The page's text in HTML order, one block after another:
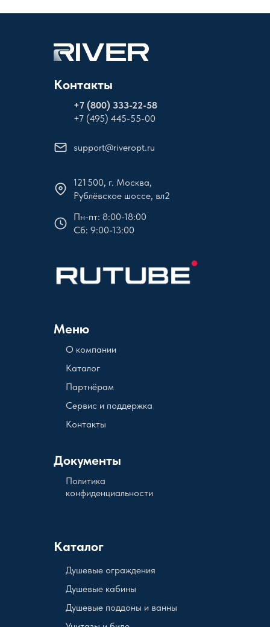
Контакты
+7 (800) 333-22-58
+7 (495) 445-55-00
support@riveropt.ru
Меню
121 500, г. Москва,
Рублёвское шоссе, вл2
О компании
Документы
Пн-пт: 8:00-18:00
Сб: 9:00-13:00
Каталог
Политика
конфиденциальности
Партнёрам
Сервис и поддержка
Контакты
Каталог
Душевые кабины
Душевые поддоны и ванны
Душевые ограждения